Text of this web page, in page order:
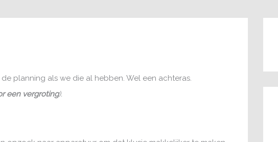
planning als we die al hebben. Wel een achteras.
een vergroting).